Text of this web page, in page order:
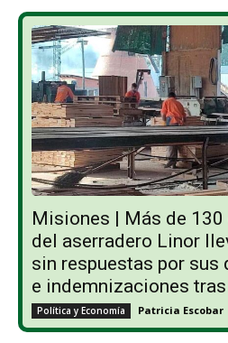
Misiones | Más de 130
del aserradero Linor
sin respuestas por sus
e indemnizaciones
Política y Economía Patricia Escobar